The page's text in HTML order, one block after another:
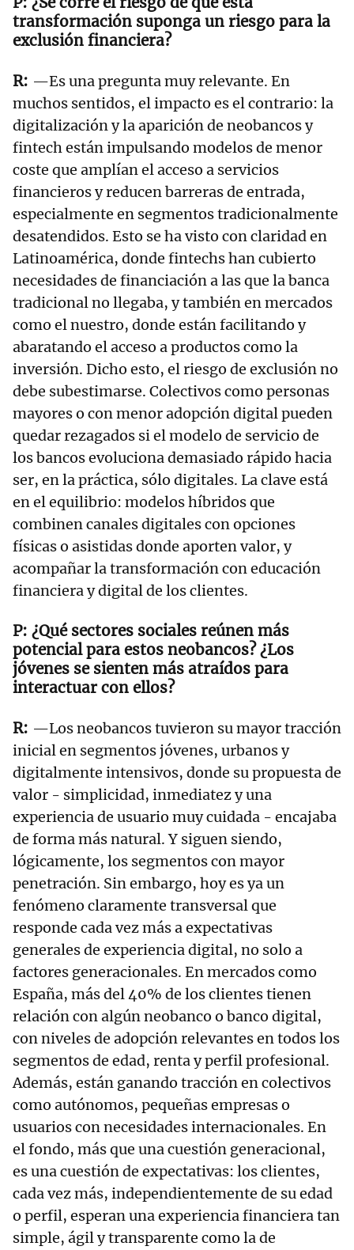
transformación suponga un riesgo para la
exclusión financiera?
—Es una pregunta muy relevante. En
muchos sentidos, el impacto es el contrario: la
digitalización y la aparición de neobancos y
fintech están impulsando modelos de menor
coste que amplían el acceso a servicios
financieros y reducen barreras de entrada,
especialmente en segmentos tradicionalmente
desatendidos. Esto se ha visto con claridad en
Latinoamérica, donde fintechs han cubierto
necesidades de financiación a las que la banca
tradicional no llegaba, y también en mercados
como el nuestro, donde están facilitando y
abaratando el acceso a productos como la
inversión. Dicho esto, el riesgo de exclusión no
debe subestimarse. Colectivos como personas
mayores o con menor adopción digital pueden
quedar rezagados si el modelo de servicio de
los bancos evoluciona demasiado rápido hacia
ser, en la práctica, sólo digitales. La clave está
en el equilibrio: modelos híbridos que
combinen canales digitales con opciones
físicas o asistidas donde aporten valor, y
acompañar la transformación con educación
financiera y digital de los clientes.
¿Qué sectores sociales reúnen más
potencial para estos neobancos? ¿Los
jóvenes se sienten más atraídos para
interactuar con ellos?
—Los neobancos tuvieron su mayor tracción
inicial en segmentos jóvenes, urbanos y
digitalmente intensivos, donde su propuesta de
valor - simplicidad, inmediatez y una
experiencia de usuario muy cuidada - encajaba
de forma más natural. Y siguen siendo,
lógicamente, los segmentos con mayor
penetración. Sin embargo, hoy es ya un
fenómeno claramente transversal que
responde cada vez más a expectativas
generales de experiencia digital, no solo a
factores generacionales. En mercados como
España, más del 40% de los clientes tienen
relación con algún neobanco o banco digital,
con niveles de adopción relevantes en todos los
segmentos de edad, renta y perfil profesional.
Además, están ganando tracción en colectivos
como autónomos, pequeñas empresas o
usuarios con necesidades internacionales. En
el fondo, más que una cuestión generacional,
es una cuestión de expectativas: los clientes,
cada vez más, independientemente de su edad
o perfil, esperan una experiencia financiera tan
simple, ágil y transparente como la de